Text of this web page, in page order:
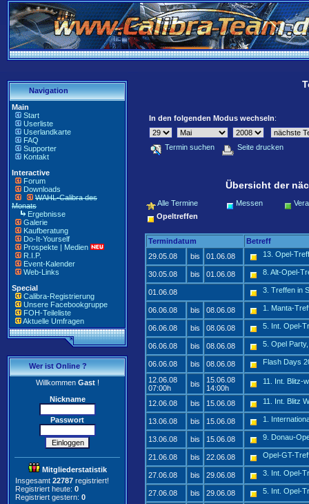
Navigation
Main
Start
Userliste
Userlandkarte
FAQ
Supporter
Kontakt
Interactive
Forum
Downloads
WAHL-Calibra des
Monats
Ergebnisse
Galerie
Kaufberatung
Do-It-Yourself
Prospekte | Medien
R.I.P.
Event-Kalender
Web-Links
Special
Calibra-Registrierung
Unsere Facebookgruppe
FOH-Teileliste
Aktuelle Umfragen
Wer ist Online ?
WillkommenGast!
Nickname
Passwort
Mitgliederstatistik
Insgesamt 22787 registriert!
Registriert heute: 0
Registriert gestern: 0
In den folgenden Modus wechseln:
Termin suchen Seite drucken
Übersicht der
Alle Termine Messen
Opeltreffen
Termindatum
Betreff
29.05.08
bis 01.06.08 13. Opel-
30.05.08 bis 01.06.08 8. Alt-Opel-
01.06.08 3. Treffen in
06.06.08 bis 08.06.08 1. Manta-
06.06.08 bis 08.06.08 5. Int. Opel-
06.06.08 bis 08.06.08 5. Opel
06.06.08 bis 08.06.08 Flash Days
12.06.08
07:00h
bis
15.06.08
14:00h
11. Int. Blitz-
12.06.08 bis 15.06.08 11. Int. Blitz
13.06.08 bis 15.06.08 1.
13.06.08 bis 15.06.08 9. Donau-
21.06.08 bis 22.06.08 Opel-GT-
27.06.08 bis 29.06.08 3. Int. Opel-
27.06.08 bis 29.06.08 5. Int. Opel-